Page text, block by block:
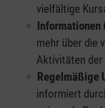
vielfältige
Informationen
mehr über die
Aktivitäten der
Regelmäßige
informiert